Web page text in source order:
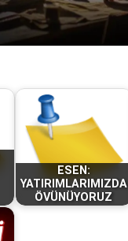
ESEN:
YATIRIMLARIMIZDA
ÖVÜNÜYORUZ